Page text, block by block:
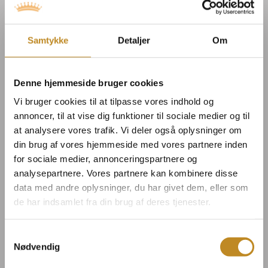
Samtykke Detaljer Om
Denne hjemmeside bruger cookies
Vi bruger cookies til at tilpasse vores indhold og
annoncer, til at vise dig funktioner til sociale medier og til
at analysere vores trafik. Vi deler også oplysninger om
din brug af vores hjemmeside med vores partnere inden
for sociale medier, annonceringspartnere og
analysepartnere. Vores partnere kan kombinere disse
data med andre oplysninger, du har givet dem, eller som
de har indsamlet fra din brug af deres tjenester.
Nødvendig
Livskraft afholdes i første omgang fire onsdage i
efterspørgsel, vil det fortsætte som en fast del af
Der er ingen forudsætninger for at deltage på
Livskraft. Har du arme og ben (eller blot nogle af
delene), et hjerte, der slår, og et ønske om at bruge
din tid meningsfuldt sammen med andre
mennesker, er du mere end velkommen
Kom med ind til et herligt fællesskab med